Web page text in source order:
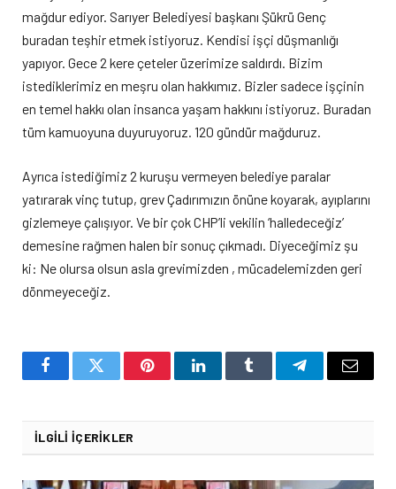
mağdur ediyor. Sarıyer Belediyesi başkanı Şükrü Genç
buradan teşhir etmek istiyoruz. Kendisi işçi düşmanlığı
yapıyor. Gece 2 kere çeteler üzerimize saldırdı. Bizim
istediklerimiz en meşru olan hakkımız. Bizler sadece işçinin
en temel hakkı olan insanca yaşam hakkını istiyoruz. Buradan
tüm kamuoyuna duyuruyoruz. 120 gündür mağduruz.
Ayrıca istediğimiz 2 kuruşu vermeyen belediye paralar
yatırarak vinç tutup, grev Çadırımızın önüne koyarak, ayıplarını
gizlemeye çalışıyor. Ve bir çok CHP’li vekilin ‘halledeceğiz’
demesine rağmen halen bir sonuç çıkmadı. Diyeceğimiz şu
ki: Ne olursa olsun asla grevimizden , mücadelemizden geri
dönmeyeceğiz.
FacebookTwitter PinterestLinkedInTumblr TelegramEmail
İLGILI İÇERIKLER